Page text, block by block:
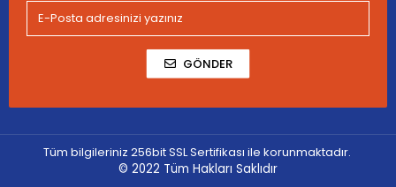
GÖNDER
Tüm bilgileriniz 256bit SSL Sertifikası ile korunmaktadır.
© 2022 Tüm Hakları Saklıdır